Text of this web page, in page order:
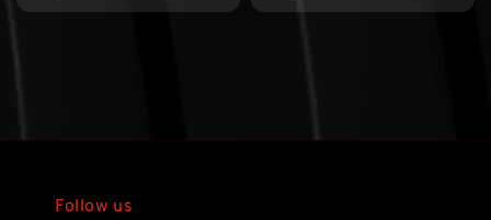
price
price
Follow us